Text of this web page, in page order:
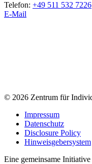
Telefon: +49 511 532 7226
E-Mail
© 2026 Zentrum für
Impressum
Datenschutz
Disclosure Policy
Hinweisgebersystem
Eine gemeinsame